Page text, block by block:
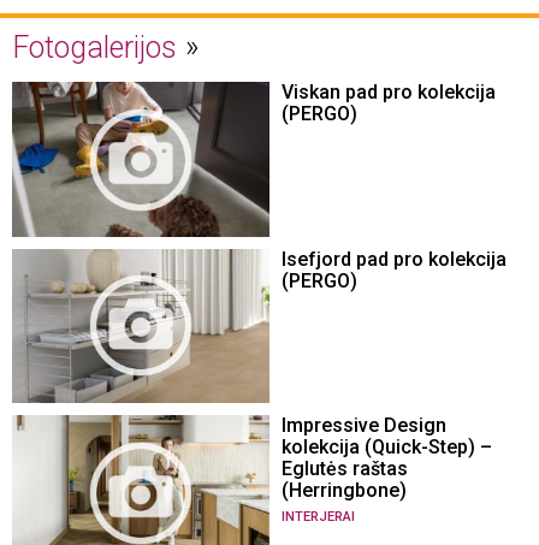
Fotogalerijos
Viskan pad pro kolekcija
(PERGO)
Isefjord pad pro kolekcija
(PERGO)
Impressive Design
kolekcija (Quick-Step) –
Eglutės raštas
(Herringbone)
INTERJERAI